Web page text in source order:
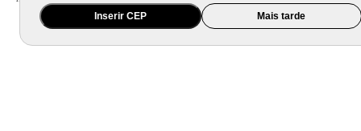
Inserir CEP Mais tarde